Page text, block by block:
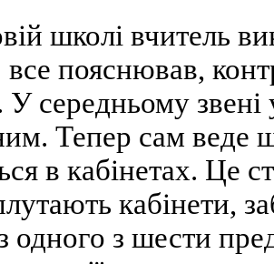
школі вчитель
все пояснював,
середньому звені
Тепер сам веде
в кабінетах. Це
кабінети,
одного з шести